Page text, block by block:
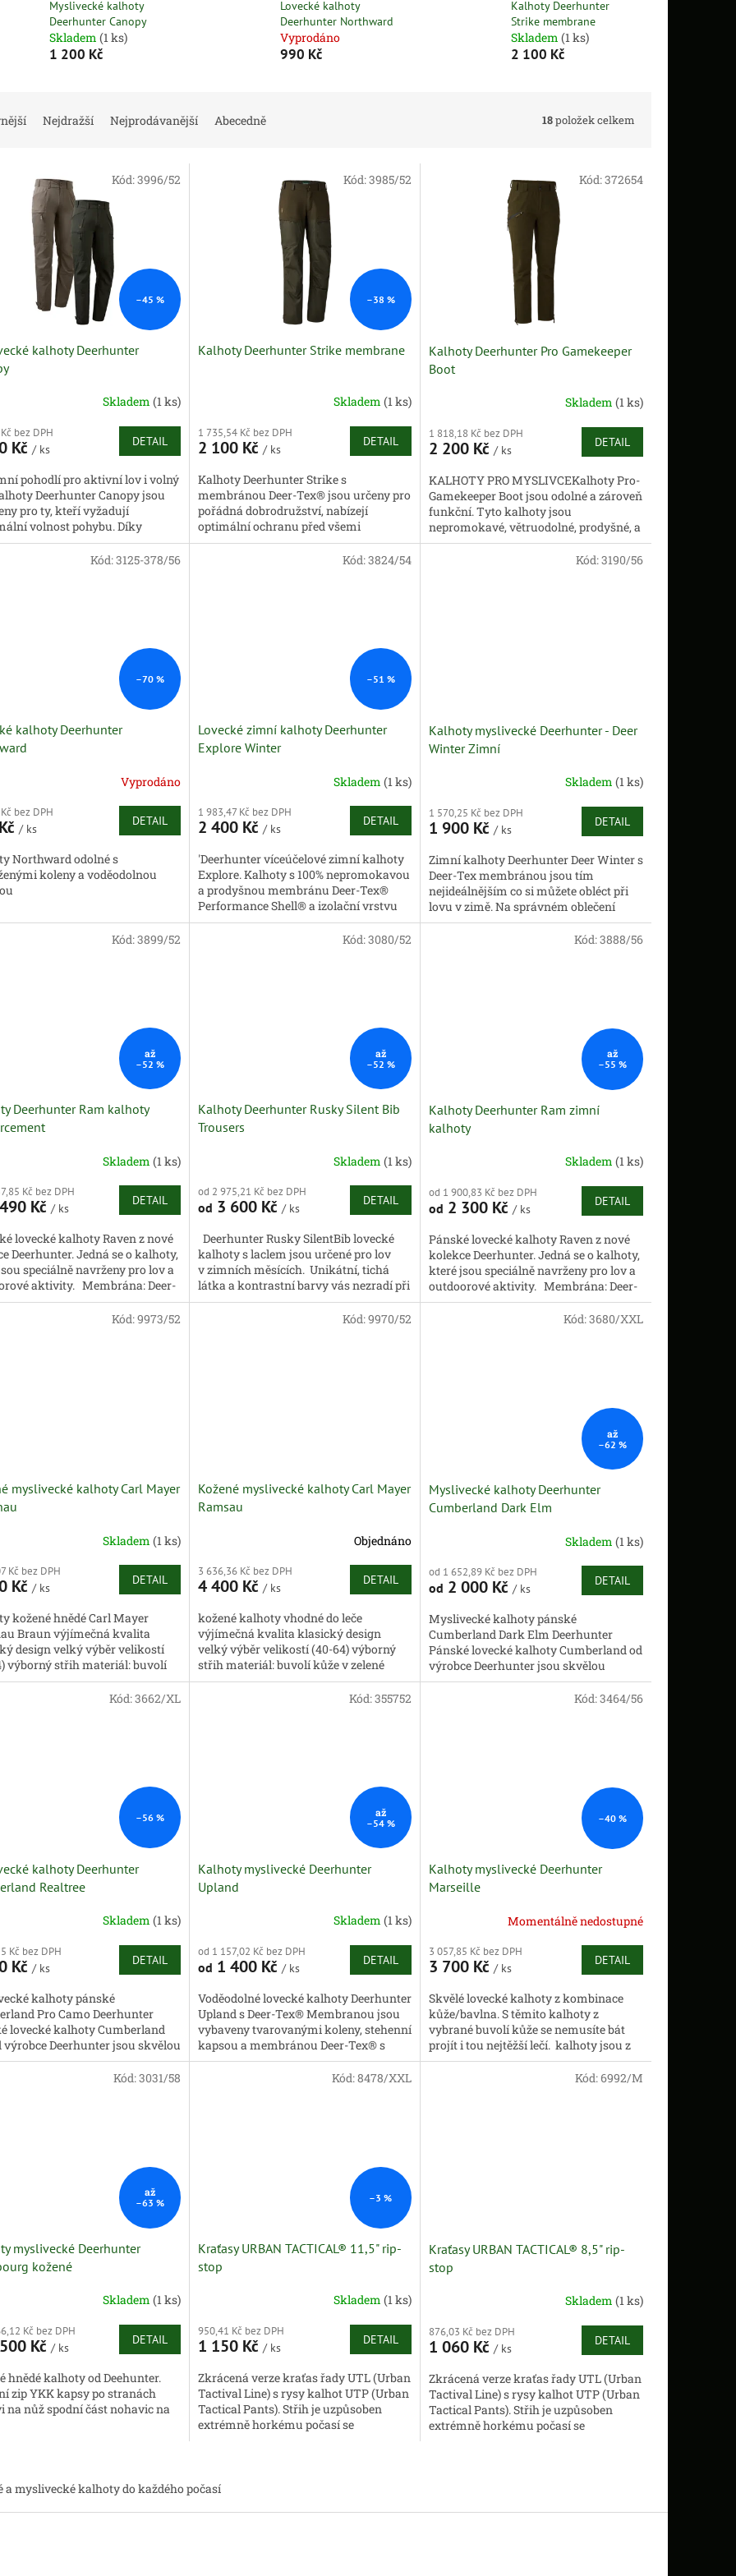
Myslivecké kalhoty
Deerhunter Canopy
Skladem (1 ks)
1 200 Kč
Lovecké kalhoty
Deerhunter Northward
Vyprodáno
990 Kč
Kalhoty Deerhunter
Strike membrane
Skladem (1 ks)
2 100 Kč
Nejdražší Nejprodávanější Abecedně 18položek celkem
–45 %
kalhoty Deerhunter
Skladem (1 ks)
bez DPH
Kč / ks
DETAIL
pohodlí pro aktivní lov i volný
Deerhunter Canopy jsou
pro ty, kteří vyžadují
volnost pohybu. Díky
vysoce elastickému
Kód:3996/52
–38 %
Kalhoty Deerhunter Strike membrane
Skladem (1 ks)
1 735,54 Kč bez DPH
2 100 Kč / ks
DETAIL
Kalhoty Deerhunter Strike s
membránou Deer-Tex® jsou určeny pro
pořádná dobrodružství, nabízejí
optimální ochranu před všemi
povětrnostními podmínkami a skvěle
Kód:3985/52
Kalhoty Deerhunter Pro Gamekeeper
Boot
Skladem (1 ks)
1 818,18 Kč bez DPH
2 200 Kč / ks
DETAIL
KALHOTY PRO MYSLIVCEKalhoty Pro-
Gamekeeper Boot jsou odolné a zároveň
funkční. Tyto kalhoty jsou
nepromokavé, větruodolné, prodyšné, a
dokonce i odolné proti bodnutí, takže
Kód:372654
–70 %
kalhoty Deerhunter
Vyprodáno
bez DPH
/ ks
DETAIL
Northward odolné s
koleny a voděodolnou
Kód:3125-378/56
–51 %
Lovecké zimní kalhoty Deerhunter
Explore Winter
Skladem (1 ks)
1 983,47 Kč bez DPH
2 400 Kč / ks
DETAIL
'Deerhunter víceúčelové zimní kalhoty
Explore. Kalhoty s 100% nepromokavou
a prodyšnou membránu Deer-Tex®
Performance Shell® a izolační vrstvu
Deer-Tex® Temp, která chrání před...
Kód:3824/54
Kalhoty myslivecké Deerhunter - Deer
Winter Zimní
Skladem (1 ks)
1 570,25 Kč bez DPH
1 900 Kč / ks
DETAIL
Zimní kalhoty Deerhunter Deer Winter s
Deer-Tex membránou jsou tím
nejideálnějším co si můžete obléct při
lovu v zimě. Na správném oblečení
záleží nejvíce a jistě víte, že pokud...
Kód:3190/56
až
–52 %
Deerhunter Ram kalhoty
Skladem (1 ks)
Kč bez DPH
Kč / ks
DETAIL
lovecké kalhoty Raven z nové
Deerhunter. Jedná se o kalhoty,
speciálně navrženy pro lov a
aktivity. Membrána: Deer-
vysoká...
Kód:3899/52
až
–52 %
Kalhoty Deerhunter Rusky Silent Bib
Trousers
Skladem (1 ks)
od 2 975,21 Kč bez DPH
od 3 600 Kč / ks
DETAIL
Deerhunter Rusky SilentBib lovecké
kalhoty s laclem jsou určené pro lov
v zimních měsících. Unikátní, tichá
látka a kontrastní barvy vás nezradí při
žádném lovu. Kalhoty...
Kód:3080/52
až
–55 %
Kalhoty Deerhunter Ram zimní
kalhoty
Skladem (1 ks)
od 1 900,83 Kč bez DPH
od 2 300 Kč / ks
DETAIL
Pánské lovecké kalhoty Raven z nové
kolekce Deerhunter. Jedná se o kalhoty,
které jsou speciálně navrženy pro lov a
outdoorové aktivity. Membrána: Deer-
Tex® -...
Kód:3888/56
myslivecké kalhoty Carl Mayer
Skladem (1 ks)
Kč bez DPH
Kč / ks
DETAIL
kožené hnědé Carl Mayer
Braun výjímečná kvalita
design velký výběr velikostí
výborný střih materiál: buvolí
hnědé barvě prošívaná...
Kód:9973/52
Kožené myslivecké kalhoty Carl Mayer
Ramsau
Objednáno
3 636,36 Kč bez DPH
4 400 Kč / ks
DETAIL
kožené kalhoty vhodné do leče
výjímečná kvalita klasický design
velký výběr velikostí (40-64) výborný
střih materiál: buvolí kůže v zelené
barvě s hnědými částmi...
Kód:9970/52
až
–62 %
Myslivecké kalhoty Deerhunter
Cumberland Dark Elm
Skladem (1 ks)
od 1 652,89 Kč bez DPH
od 2 000 Kč / ks
DETAIL
Myslivecké kalhoty pánské
Cumberland Dark Elm Deerhunter
Pánské lovecké kalhoty Cumberland od
výrobce Deerhunter jsou skvělou
volbou pro podzimní a zimní období na
Kód:3680/XXL
–56 %
kalhoty Deerhunter
Realtree
Skladem (1 ks)
Kč bez DPH
Kč / ks
DETAIL
kalhoty pánské
Pro Camo Deerhunter
lovecké kalhoty Cumberland
výrobce Deerhunter jsou skvělou
pro podzimní a zimní období na
Kód:3662/XL
až
–54 %
Kalhoty myslivecké Deerhunter
Upland
Skladem (1 ks)
od 1 157,02 Kč bez DPH
od 1 400 Kč / ks
DETAIL
Voděodolné lovecké kalhoty Deerhunter
Upland s Deer-Tex® Membranou jsou
vybaveny tvarovanými koleny, stehenní
kapsou a membránou Deer-Tex® s
5letou zárukou. Vysoká zadní část a...
Kód:355752
–40 %
Kalhoty myslivecké Deerhunter
Marseille
Momentálně nedostupné
3 057,85 Kč bez DPH
3 700 Kč / ks
DETAIL
Skvělé lovecké kalhoty z kombinace
kůže/bavlna. S těmito kalhoty z
vybrané buvolí kůže se nemusíte bát
projít i tou nejtěžší lečí. kalhoty jsou z
výběrové buvolí...
Kód:3464/56
až
–63 %
myslivecké Deerhunter
kožené
Skladem (1 ks)
Kč bez DPH
Kč / ks
DETAIL
hnědé kalhoty od Deehunter.
zip YKK kapsy po stranách
na nůž spodní část nohavic na
Kód:3031/58
–3 %
Kraťasy URBAN TACTICAL® 11,5" rip-
stop
Skladem (1 ks)
950,41 Kč bez DPH
1 150 Kč / ks
DETAIL
Zkrácená verze kraťas řady UTL (Urban
Tactival Line) s rysy kalhot UTP (Urban
Tactical Pants). Střih je uzpůsoben
extrémně horkému počasí se
Kód:8478/XXL
Kraťasy URBAN TACTICAL® 8,5" rip-
stop
Skladem (1 ks)
876,03 Kč bez DPH
1 060 Kč / ks
DETAIL
Zkrácená verze kraťas řady UTL (Urban
Tactival Line) s rysy kalhot UTP (Urban
Tactical Pants). Střih je uzpůsoben
extrémně horkému počasí se
Kód:6992/M
á
a myslivecké kalhoty do každého počasí